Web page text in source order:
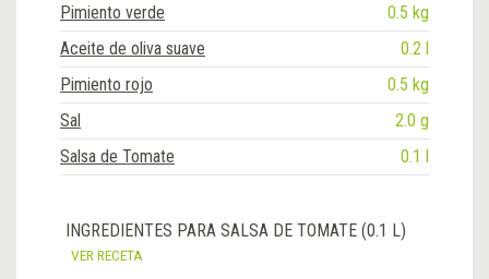
Pimiento verde
0.5 kg
Aceite de oliva suave
0.2 l
Pimiento rojo
0.5 kg
Sal
2.0 g
Salsa de Tomate
0.1 l
INGREDIENTES PARA SALSA DE TOMATE (0.1 L)
VER RECETA